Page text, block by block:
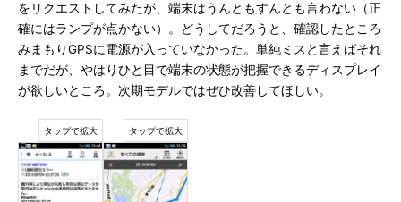
をリクエストしてみたが、端末はうんともすんとも言わない（正
確にはランプが点かない）。どうしてだろうと、確認したところ
みまもりGPSに電源が入っていなかった。単純ミスと言えばそれ
までだが、やはりひと目で端末の状態が把握できるディスプレイ
が欲しいところ。次期モデルではぜひ改善してほしい。